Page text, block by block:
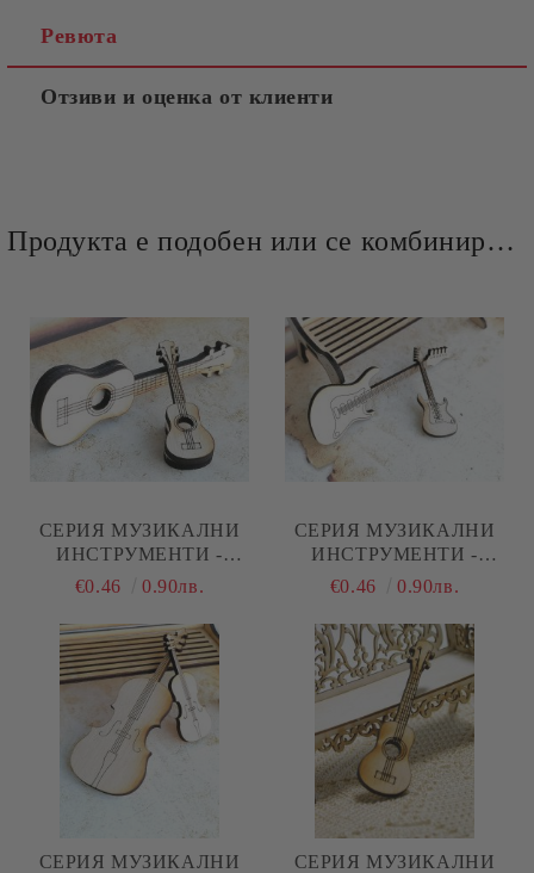
Ревюта
Отзиви и оценка от клиенти
Продукта е подобен или се комбинира добре и със следните продукти :
СЕРИЯ МУЗИКАЛНИ
ИНСТРУМЕНТИ -
АКУСТИЧНА КИТАРА - 2
€0.46 0.90лв.
СЕРИЯ МУЗИКАЛНИ
ИНСТРУМЕНТИ -
ЕЛЕКТРИЧЕСКА
€0.46 0.90лв.
СЕРИЯ МУЗИКАЛНИ
СЕРИЯ МУЗИКАЛНИ